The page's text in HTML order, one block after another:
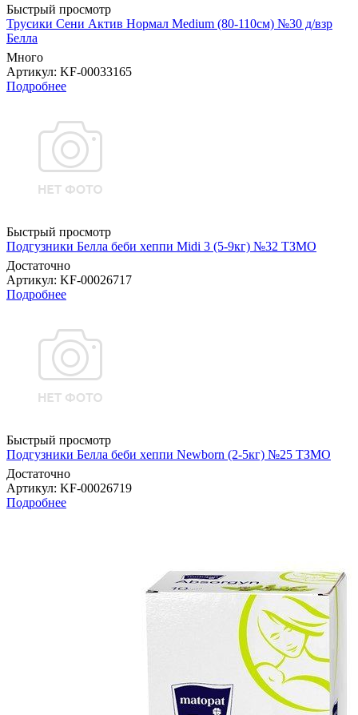
Быстрый просмотр
Трусики Сени Актив Нормал Medium (80-110см) №30 д/взр
Белла
Много
Артикул: KF-00033165
Подробнее
Быстрый просмотр
Подгузники Белла беби хеппи Midi 3 (5-9кг) №32 ТЗМО
Достаточно
Артикул: KF-00026717
Подробнее
Быстрый просмотр
Подгузники Белла беби хеппи Newborn (2-5кг) №25 ТЗМО
Достаточно
Артикул: KF-00026719
Подробнее